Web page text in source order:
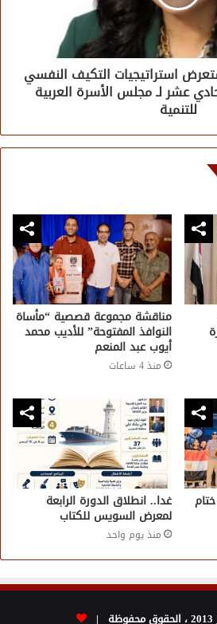
استراتيجيات التكيف النفسي
عشر لـ مجلس الأسرة العربية
للتنمية
مناقشة مجموعة قصصية “مأساة
النوافذ المفتوحة” للأديب محمد
أيوب عبد المنعم
منذ 4 ساعات
غدا.. انطلاق الدورة الرابعة
لمعرض السويس للكتاب
منذ يوم واحد
|